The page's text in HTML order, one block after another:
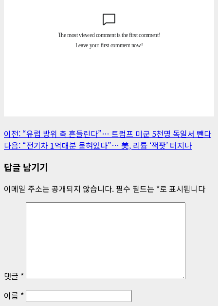
게
시
물
내
이전: “유럽 방위 축 흔들린다”… 트럼프 미군 5천명 독일서 뺀다
다음: “전기차 1억대분 묻혀있다”… 美, 리튬 ‘잭팟’ 터지나
답글 남기기
이메일 주소는 공개되지 않습니다. 필수 필드는 *로 표시됩니다
댓글 *
이름 *